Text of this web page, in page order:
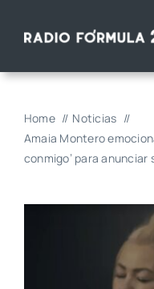
Home
Noticias
Amaia Montero
conmigo’ para anunciar